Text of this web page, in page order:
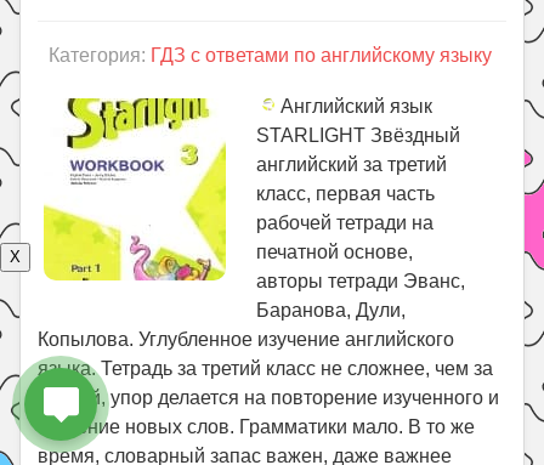
Категория: ГДЗ с ответами по английскому языку
Английский язык
STARLIGHT Звёздный
английский за третий
класс, первая часть
рабочей тетради на
печатной основе,
авторы тетради Эванс,
Баранова, Дули,
Копылова. Углубленное изучение английского
языка. Тетрадь за третий класс не сложнее, чем за
второй, упор делается на повторение изученного и
изучение новых слов. Грамматики мало. В то же
время, словарный запас важен, даже важнее
X